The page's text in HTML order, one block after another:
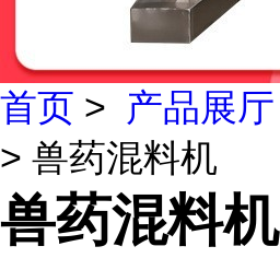
首页 > 产品展厅
> 兽药混料机
兽药混料机